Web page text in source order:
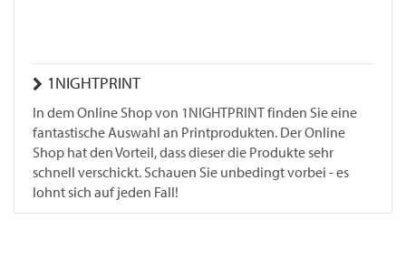
1NIGHTPRINT
In dem Online Shop von 1NIGHTPRINT finden Sie eine
fantastische Auswahl an Printprodukten. Der Online
Shop hat den Vorteil, dass dieser die Produkte sehr
schnell verschickt. Schauen Sie unbedingt vorbei - es
lohnt sich auf jeden Fall!